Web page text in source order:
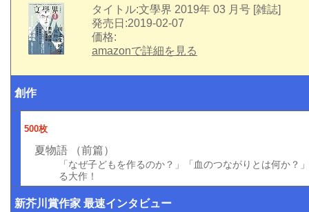
タイトル:文學界 2019年 03 月号 [雑誌]
発売日:2019-02-07
価格:
amazonで詳細を見る
創作
500枚
夏物語 （前篇）
「なぜ子どもを作るのか？」「血のつながりとは何か？
る大作！
新芥川賞作家 最速インタビュー